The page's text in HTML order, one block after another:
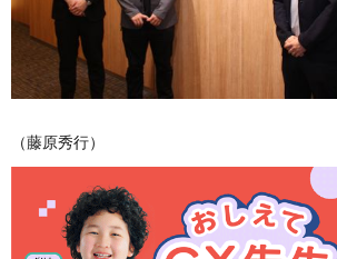
（藤原秀行）